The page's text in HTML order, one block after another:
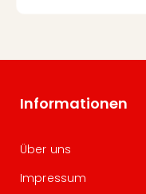
Informationen
Über uns
Impressum